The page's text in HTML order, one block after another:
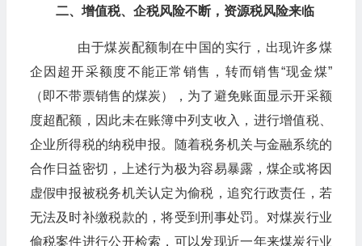
二、增值税、企税风险不断，资源税风险来临
由于煤炭配额制在中国的实行，出现许多煤
企因超开采额度不能正常销售，转而销售“现金煤”
（即不带票销售的煤炭），为了避免账面显示开采额
度超配额，因此未在账簿中列支收入，进行增值税、
企业所得税的纳税申报。随着税务机关与金融系统的
合作日益密切，上述行为极为容易暴露，煤企或将因
虚假申报被税务机关认定为偷税，追究行政责任，若
无法及时补缴税款的，将受到刑事处罚。对煤炭行业
偷税案件进行公开检索，可以发现近一年来煤炭行业